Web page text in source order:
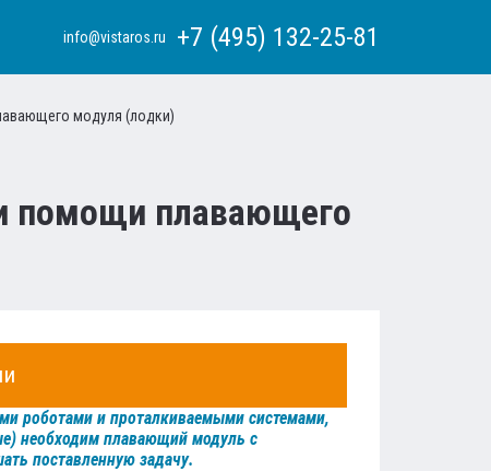
info@vistaros.ru +7 (495) 132-25-81
модуля (лодки)
помощи плавающего
роботами и проталкиваемыми системами,
необходим плавающий модуль с
поставленную задачу.